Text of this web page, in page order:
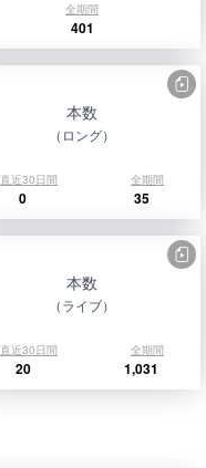
全期間
401
本数
（ロング）
直近30日間 全期間
0 35
本数
（ライブ）
直近30日間 全期間
20 1,031